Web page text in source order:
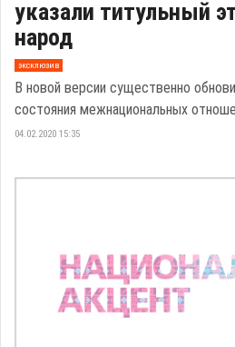
указали титульный
народ
эксклюзив
В новой версии существенно
состояния межнациональных
04.02.2020 15:35